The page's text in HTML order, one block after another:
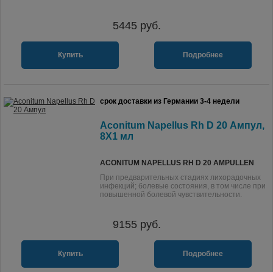
5445 руб.
Купить Подробнее
срок доставки из Германии 3-4 недели
Aconitum Napellus Rh D 20 Ампул,
8X1 мл
ACONITUM NAPELLUS RH D 20 AMPULLEN
При предварительных стадиях лихорадочных
инфекций; болевые состояния, в том числе при
повышенной болевой чувствительности.
9155 руб.
Купить Подробнее